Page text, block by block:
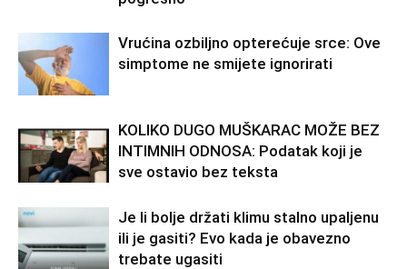
Vrućina ozbiljno opterećuje srce: Ove
simptome ne smijete ignorirati
KOLIKO DUGO MUŠKARAC MOŽE BEZ
INTIMNIH ODNOSA: Podatak koji je
sve ostavio bez teksta
Je li bolje držati klimu stalno upaljenu
ili je gasiti? Evo kada je obavezno
trebate ugasiti